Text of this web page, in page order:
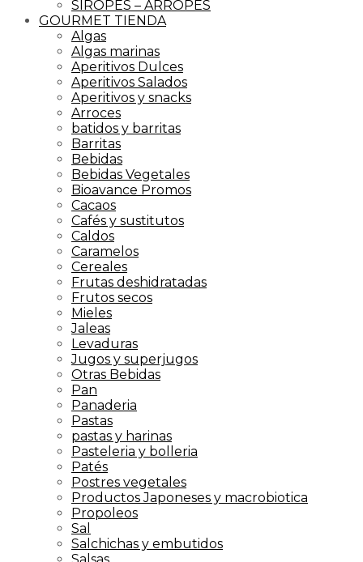
SIROPES – ARROPES
GOURMET TIENDA
Algas
Algas marinas
Aperitivos Dulces
Aperitivos Salados
Aperitivos y snacks
Arroces
batidos y barritas
Barritas
Bebidas
Bebidas Vegetales
Bioavance Promos
Cacaos
Cafés y sustitutos
Caldos
Caramelos
Cereales
Frutas deshidratadas
Frutos secos
Mieles
Jaleas
Levaduras
Jugos y superjugos
Otras Bebidas
Pan
Panaderia
Pastas
pastas y harinas
Pasteleria y bolleria
Patés
Postres vegetales
Productos Japoneses y macrobiotica
Propoleos
Sal
Salchichas y embutidos